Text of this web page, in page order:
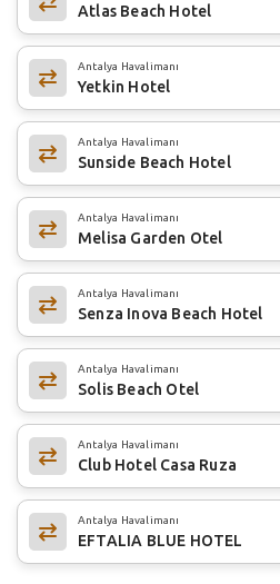
Atlas Beach Hotel
Antalya Havalimanı
Yetkin Hotel
Antalya Havalimanı
Sunside Beach Hotel
Antalya Havalimanı
Melisa Garden Otel
Antalya Havalimanı
Senza Inova Beach Hotel
Antalya Havalimanı
Solis Beach Otel
Antalya Havalimanı
Club Hotel Casa Ruza
Antalya Havalimanı
EFTALIA BLUE HOTEL